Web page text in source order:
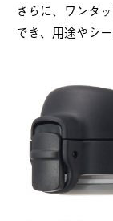
さらに、ワンタ
でき、用途やシ